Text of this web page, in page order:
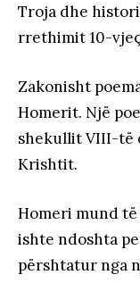
Troja dhe
rrethimit 10-
Zakonisht
Homerit. Një
shekullit VIII-të
Krishtit.
Homeri mund
ishte ndoshta
përshtatur nga